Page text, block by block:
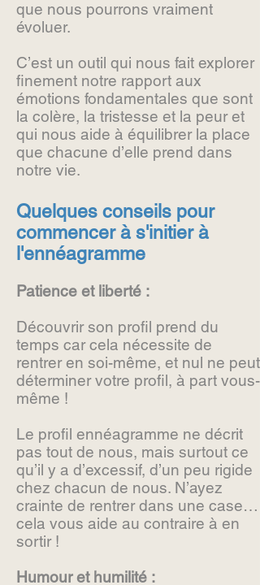
que nous pourrons vraiment
évoluer.
C’est un outil qui nous fait explorer
finement notre rapport aux
émotions fondamentales que sont
la colère, la tristesse et la peur et
qui nous aide à équilibrer la place
que chacune d’elle prend dans
notre vie.
Quelques conseils pour
commencer à s'initier à
l'ennéagramme
Patience et liberté :
Découvrir son profil prend du
temps car cela nécessite de
rentrer en soi-même, et nul ne peut
déterminer votre profil, à part vous-
même !
Le profil ennéagramme ne décrit
pas tout de nous, mais surtout ce
qu’il y a d’excessif, d’un peu rigide
chez chacun de nous. N’ayez
crainte de rentrer dans une case…
cela vous aide au contraire à en
sortir !
Humour et humilité :